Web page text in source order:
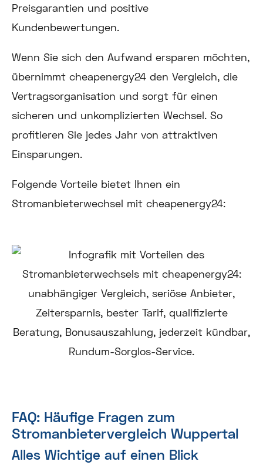
Preisgarantien und positive
Kundenbewertungen.
Wenn Sie sich den Aufwand ersparen möchten,
übernimmt cheapenergy24 den Vergleich, die
Vertragsorganisation und sorgt für einen
sicheren und unkomplizierten Wechsel. So
profitieren Sie jedes Jahr von attraktiven
Einsparungen.
Folgende Vorteile bietet Ihnen ein
Stromanbieterwechsel mit cheapenergy24:
FAQ: Häufige Fragen zum
Stromanbietervergleich Wuppertal
Alles Wichtige auf einen Blick